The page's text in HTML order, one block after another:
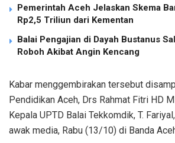
Pemerintah Aceh Jelaskan Skema
Rp2,5 Triliun dari Kementan
Balai Pengajian di Dayah Bustanus
Roboh Akibat Angin Kencang
Kabar menggembirakan tersebut
Pendidikan Aceh, Drs Rahmat Fitri HD
Kepala UPTD Balai Tekkomdik, T.
awak media, Rabu (13/10) di Banda